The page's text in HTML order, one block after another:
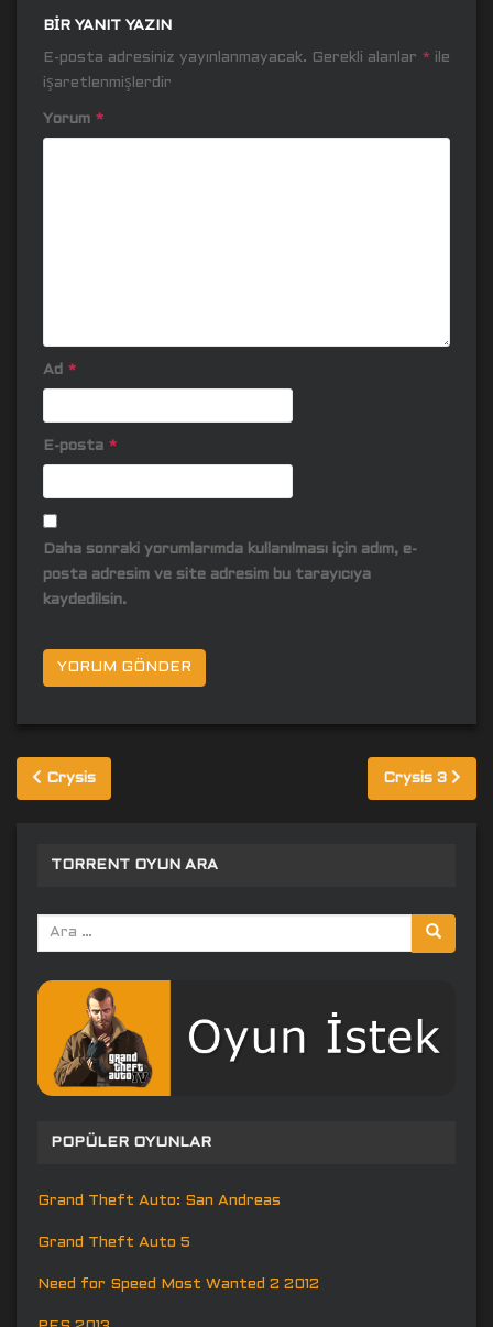
BIR YANIT YAZIN
E-posta adresiniz yayınlanmayacak. Gerekli alanlar * ile
işaretlenmişlerdir
Yorum *
Ad *
E-posta *
Daha sonraki yorumlarımda kullanılması için adım, e-
posta adresim ve site adresim bu tarayıcıya
kaydedilsin.
Yazı
gezinmesi
Crysis Crysis 3
TORRENT OYUN ARA
Arama
yap:
POPÜLER OYUNLAR
Grand Theft Auto: San Andreas
Grand Theft Auto 5
Need for Speed Most Wanted 2 2012